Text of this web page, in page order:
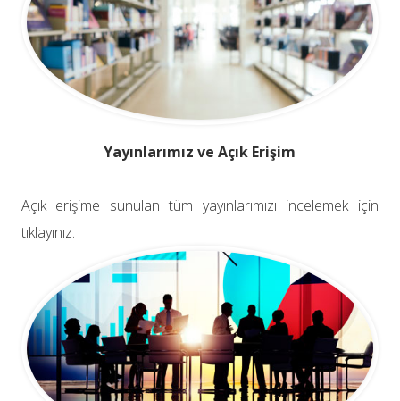
Yayınlarımız ve Açık Erişim
Açık erişime sunulan tüm yayınlarımızı incelemek için
tıklayınız.